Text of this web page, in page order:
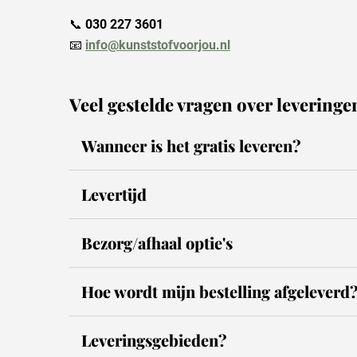
📞 030 227 3601
📧 info@kunststofvoorjou.nl
Veel gestelde vragen over
Wanneer is het gratis leveren?
Levertijd
Bezorg/afhaal optie's
Hoe wordt mijn bestelling afgeleverd?
Leveringsgebieden?